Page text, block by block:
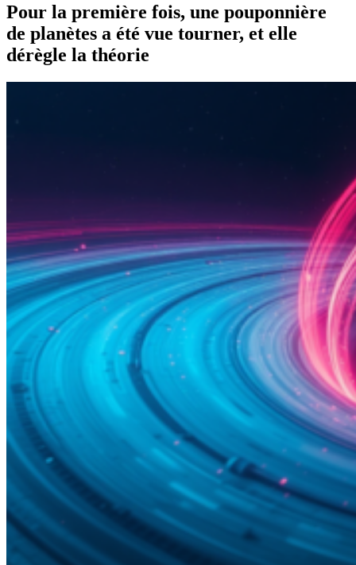
Pour la première fois, une pouponnière
de planètes a été vue tourner, et elle
dérègle la théorie